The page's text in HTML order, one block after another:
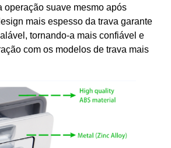
operação suave mesmo após
mais espesso da trava garante
tornando-a mais confiável e
com os modelos de trava mais